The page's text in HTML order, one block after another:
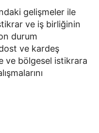
gelişmeler ile
ve iş birliğinin
durum
ve kardeş
ve bölgesel istikrara